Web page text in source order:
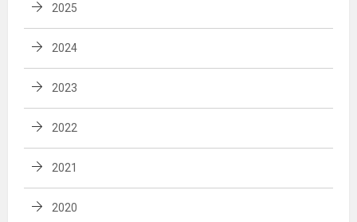
2025
2024
2023
2022
2021
2020